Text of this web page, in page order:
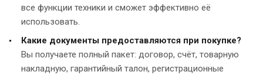
все функции техники и сможет эффективно её
использовать.
Какие документы предоставляются при покупке?
Вы получаете полный пакет: договор, счёт, товарную
накладную, гарантийный талон, регистрационные